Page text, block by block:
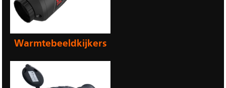
Warmtebeeldkijkers